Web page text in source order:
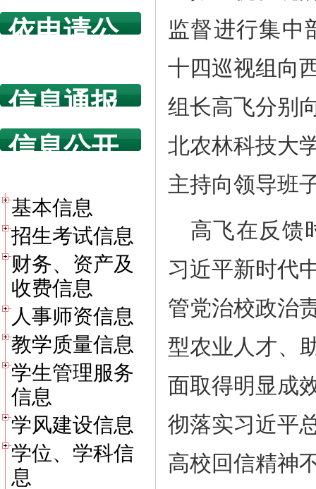
依申请公
信息通报
信息公开
基本信息
招生考试信息
财务、资产及
收费信息
人事师资信息
教学质量信息
学生管理服务
信息
学风建设信息
学位、学科信
息
监督进行集中
十四巡视组向
组长高飞分别
北农林科技大
主持向领导班
高飞在反馈
习近平新时代
管党治校政治
型农业人才、
面取得明显成
彻落实习近平
高校回信精神